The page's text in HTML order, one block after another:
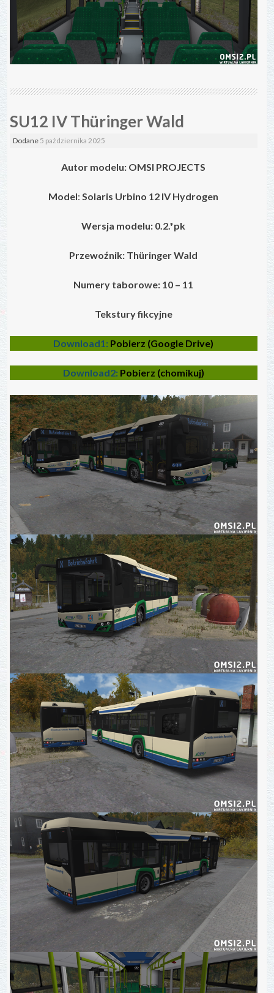
SU12 IV Thüringer Wald
Dodane 5 października 2025
Autor modelu: OMSI PROJECTS
Model:Solaris Urbino 12 IV Hydrogen
Wersja modelu: 0.2.*pk
Przewoźnik: Thüringer Wald
Numery taborowe: 10 – 11
Tekstury fikcyjne
Download1: Pobierz (Google Drive)
Download2: Pobierz (chomikuj)